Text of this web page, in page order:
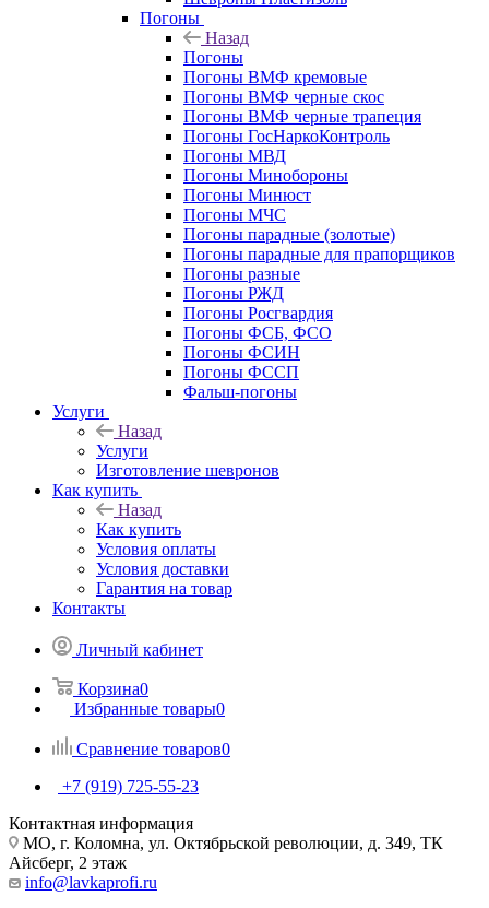
Погоны
Назад
Погоны
Погоны ВМФ кремовые
Погоны ВМФ черные скос
Погоны ВМФ черные трапеция
Погоны ГосНаркоКонтроль
Погоны МВД
Погоны Минобороны
Погоны Минюст
Погоны МЧС
Погоны парадные (золотые)
Погоны парадные для прапорщиков
Погоны разные
Погоны РЖД
Погоны Росгвардия
Погоны ФСБ, ФСО
Погоны ФСИН
Погоны ФССП
Фальш-погоны
Услуги
Назад
Услуги
Изготовление шевронов
Как купить
Назад
Как купить
Условия оплаты
Условия доставки
Гарантия на товар
Контакты
Личный кабинет
Корзина0
Избранные товары0
Сравнение товаров0
+7 (919) 725-55-23
Контактная информация
МО, г. Коломна, ул. Октябрьской революции, д. 349, ТК
Айсберг, 2 этаж
info@lavkaprofi.ru